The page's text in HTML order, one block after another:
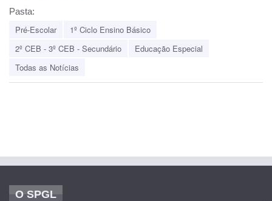
Pasta:
Pré-Escolar
1º Ciclo Ensino Básico
2º CEB - 3º CEB - Secundário
Educação Especial
Todas as Notícias
O SPGL